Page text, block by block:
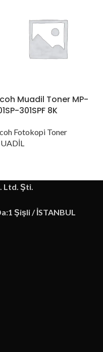
Muadil Toner MP-
301SPF 8K
Fotokopi Toner
Ltd. Şti.
Şişli / İSTANBUL